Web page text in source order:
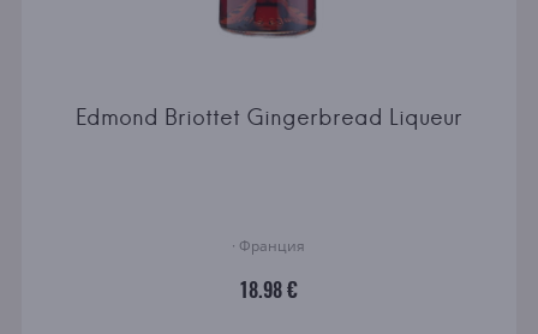
Edmond Briottet Gingerbread Liqueur
· Франция
18.98 €